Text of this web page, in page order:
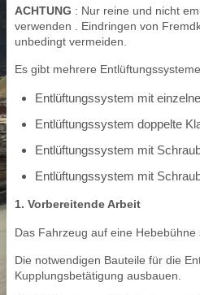
ACHTUNG : Nur reine und nicht
verwenden . Eindringen von
unbedingt vermeiden.
Es gibt mehrere
Entlüftungssystem mit
Entlüftungssystem doppelte
Entlüftungssystem mit
Entlüftungssystem mit
1. Vorbereitende Arbeit
Das Fahrzeug auf eine Hebebühne
Die notwendigen Bauteile für die
Kupplungsbetätigung ausbauen.